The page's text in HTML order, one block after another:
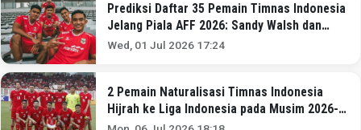
Prediksi Daftar 35 Pemain Timnas Indonesia
Jelang Piala AFF 2026: Sandy Walsh dan
Ragnar Oratmangoen Masuk?
Wed, 01 Jul 2026 17:24
2 Pemain Naturalisasi Timnas Indonesia
Hijrah ke Liga Indonesia pada Musim 2026-
2027, Nomor 1 Sandy Walsh!